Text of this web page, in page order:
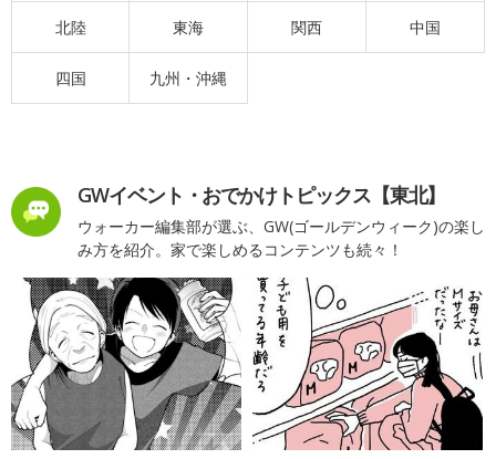
北陸 東海 関西 中国
四国 九州・沖縄
GWイベント・おでかけトピックス【東北】
ウォーカー編集部が選ぶ、GW(ゴールデンウィーク)の楽し
み方を紹介。家で楽しめるコンテンツも続々！